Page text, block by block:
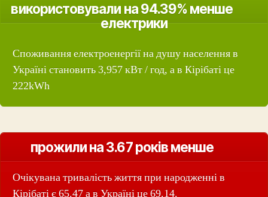
використовували на 94.39% менше
електрики
Споживання електроенергії на душу населення в
Україні становить 3,957 кВт / год, а в Кірібаті це
222kWh
прожили на 3.67 років менше
Очікувана тривалість життя при народженні в
Кірібаті є 65.47 а в Україні це 69.14.